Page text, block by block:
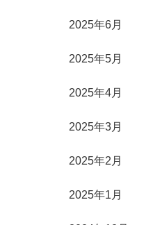
2025年6月
2025年5月
2025年4月
2025年3月
2025年2月
2025年1月